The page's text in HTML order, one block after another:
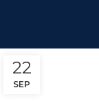
22
SEP